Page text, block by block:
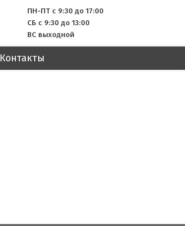
ПН-ПТ с 9:30 до 17:00
СБ с 9:30 до 13:00
ВС выходной
Контакты